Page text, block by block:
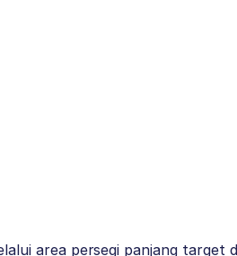
area persegi panjang target